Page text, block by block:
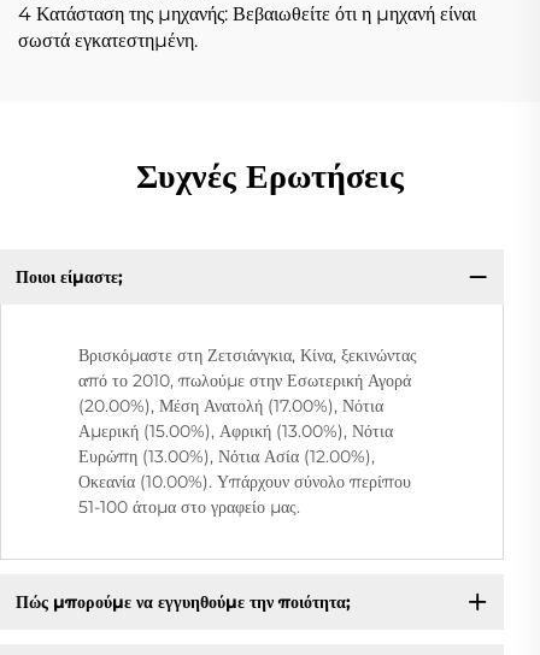
4 Κατάσταση της μηχανής: Βεβαιωθείτε ότι η μηχανή είναι
σωστά εγκατεστημένη.
Συχνές Ερωτήσεις
Ποιοι είμαστε;
Βρισκόμαστε στη Ζετσιάνγκια, Κίνα, ξεκινώντας
από το 2010, πωλούμε στην Εσωτερική Αγορά
(20.00%), Μέση Ανατολή (17.00%), Νότια
Αμερική (15.00%), Αφρική (13.00%), Νότια
Ευρώπη (13.00%), Νότια Ασία (12.00%),
Οκεανία (10.00%). Υπάρχουν σύνολο περίπου
51-100 άτομα στο γραφείο μας.
Πώς μπορούμε να εγγυηθούμε την ποιότητα;